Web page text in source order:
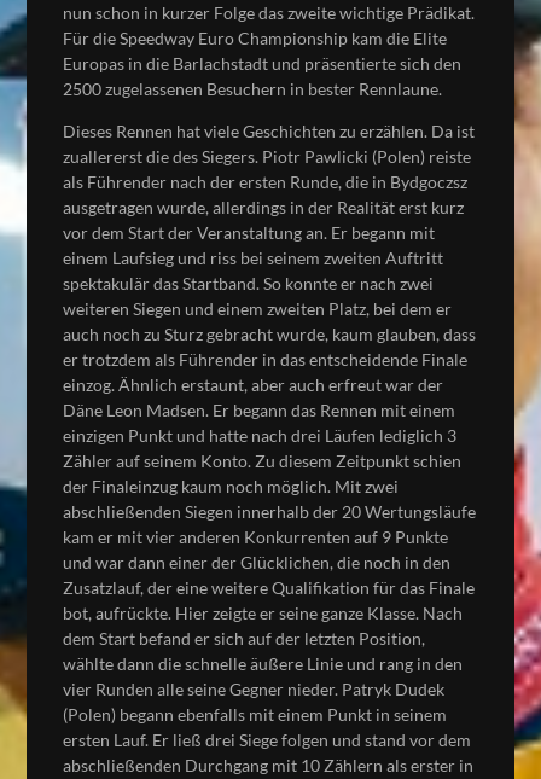
nun schon in kurzer Folge das zweite wichtige Prädikat.
Für die Speedway Euro Championship kam die Elite
Europas in die Barlachstadt und präsentierte sich den
2500 zugelassenen Besuchern in bester Rennlaune.
Dieses Rennen hat viele Geschichten zu erzählen. Da ist
zuallererst die des Siegers. Piotr Pawlicki (Polen) reiste
als Führender nach der ersten Runde, die in Bydgoczsz
ausgetragen wurde, allerdings in der Realität erst kurz
vor dem Start der Veranstaltung an. Er begann mit
einem Laufsieg und riss bei seinem zweiten Auftritt
spektakulär das Startband. So konnte er nach zwei
weiteren Siegen und einem zweiten Platz, bei dem er
auch noch zu Sturz gebracht wurde, kaum glauben, dass
er trotzdem als Führender in das entscheidende Finale
einzog. Ähnlich erstaunt, aber auch erfreut war der
Däne Leon Madsen. Er begann das Rennen mit einem
einzigen Punkt und hatte nach drei Läufen lediglich 3
Zähler auf seinem Konto. Zu diesem Zeitpunkt schien
der Finaleinzug kaum noch möglich. Mit zwei
abschließenden Siegen innerhalb der 20 Wertungsläufe
kam er mit vier anderen Konkurrenten auf 9 Punkte
und war dann einer der Glücklichen, die noch in den
Zusatzlauf, der eine weitere Qualifikation für das Finale
bot, aufrückte. Hier zeigte er seine ganze Klasse. Nach
dem Start befand er sich auf der letzten Position,
wählte dann die schnelle äußere Linie und rang in den
vier Runden alle seine Gegner nieder. Patryk Dudek
(Polen) begann ebenfalls mit einem Punkt in seinem
ersten Lauf. Er ließ drei Siege folgen und stand vor dem
abschließenden Durchgang mit 10 Zählern als erster in